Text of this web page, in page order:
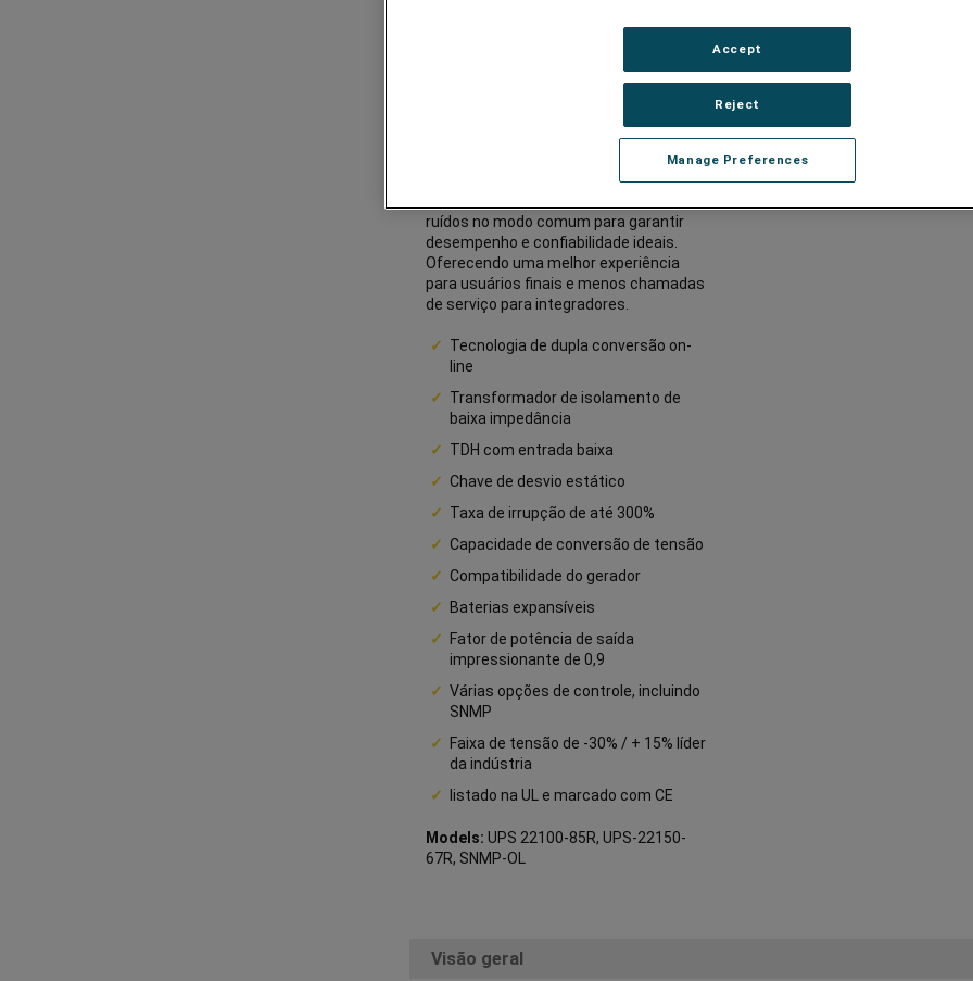
regeneram a energia CA através da
transformador de isolamento, para
restabelecer completamente a ligação
neutra à terra. Exclusivo para o setor,
ruídos no modo comum para garantir
desempenho e confiabilidade ideais.
Oferecendo uma melhor experiência
para usuários finais e menos chamadas
de serviço para integradores.
Tecnologia de dupla conversão on-
line
Transformador de isolamento de
baixa impedância
TDH com entrada baixa
Chave de desvio estático
Taxa de irrupção de até 300%
Capacidade de conversão de tensão
Compatibilidade do gerador
Baterias expansíveis
Fator de potência de saída
impressionante de 0,9
Várias opções de controle, incluindo
SNMP
Faixa de tensão de -30% / + 15% líder
da indústria
listado na UL e marcado com CE
Models:UPS 22100-85R, UPS-22150-
67R, SNMP-OL
Visão geral
Manage Preferences
Reject
Accept